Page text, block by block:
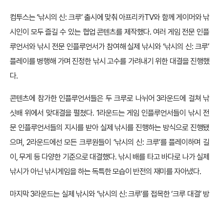
컴투스는 ‘낚시의 신: 크루’ 출시에 맞춰 아프리카TV와 함께 게이머와 낚
시인이 모두 즐길 수 있는 협업 콘텐츠를 제작했다. 여러 게임 전문 인플
루언서와 낚시 전문 인플루언서가 참여해 실제 낚시와 ‘낚시의 신: 크루’
플레이를 병행해 가며 진정한 낚시 고수를 가려내기 위한 대결을 진행했
다.
콘텐츠에 참가한 인플루언서들은 두 크루로 나뉘어 3라운드에 걸쳐 낚
싯배 위에서 맞대결을 펼쳤다. 1라운드는 게임 인플루언서들이 낚시 전
문 인플루언서들의 지시를 받아 실제 낚시를 진행하는 방식으로 진행됐
으며, 2라운드에선 모든 크루원들이 ‘낚시의 신: 크루’를 플레이하며 길
이, 무게 등 다양한 기준으로 대결했다. 낚시 배를 타고 바다로 나가 실제
낚시가 아닌 낚시게임을 하는 독특한 모습이 반전의 재미를 자아냈다.
마지막 3라운드는 실제 낚시와 ‘낚시의 신: 크루’를 접목한 ‘크루 대결’ 방